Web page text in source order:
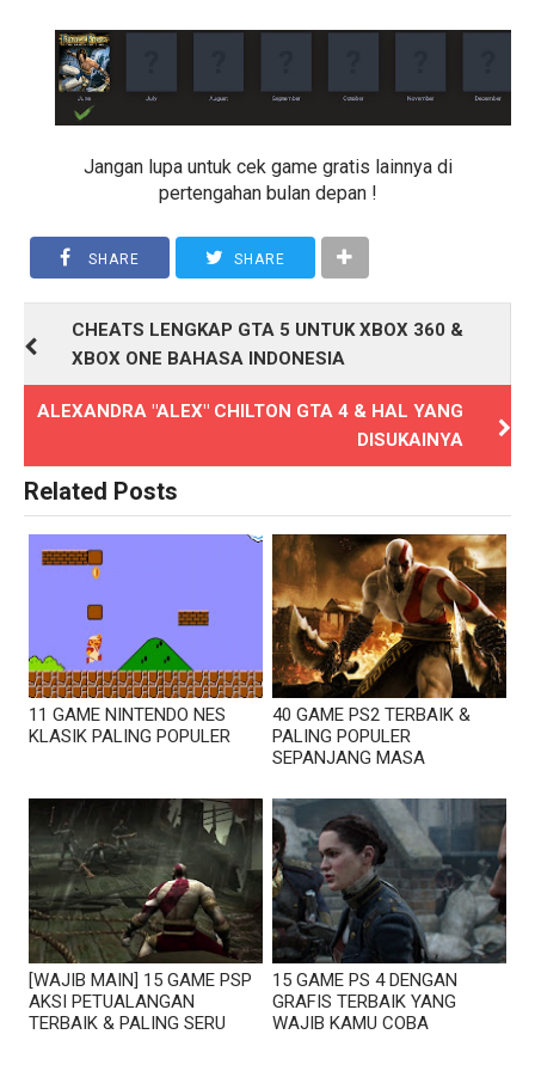
Jangan lupa untuk cek game gratis lainnya di
pertengahan bulan depan !
SHARE SHARE
CHEATS LENGKAP GTA 5 UNTUK XBOX 360 &
XBOX ONE BAHASA INDONESIA
ALEXANDRA "ALEX" CHILTON GTA 4 & HAL YANG
DISUKAINYA
Related Posts
11 GAME NINTENDO NES
KLASIK PALING POPULER
40 GAME PS2 TERBAIK &
PALING POPULER
SEPANJANG MASA
[WAJIB MAIN] 15 GAME PSP
AKSI PETUALANGAN
TERBAIK & PALING SERU
15 GAME PS 4 DENGAN
GRAFIS TERBAIK YANG
WAJIB KAMU COBA